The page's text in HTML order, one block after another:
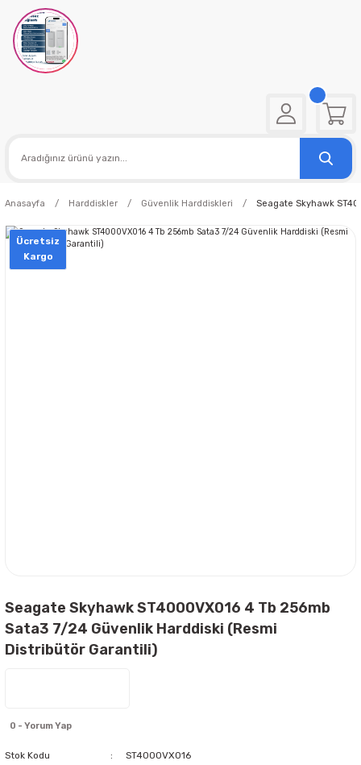
Anasayfa Harddiskler Güvenlik Harddiskleri Seagate Skyhawk
Ücretsiz
Kargo
Seagate Skyhawk ST4000VX016 4 Tb 256mb
Sata3 7/24 Güvenlik Harddiski (Resmi
Distribütör Garantili)
0 - Yorum Yap
Stok Kodu
ST4000VX016